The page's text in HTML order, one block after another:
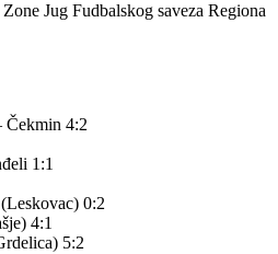
Jug Fudbalskog saveza Regiona
Čekmin 4:2
1:1
0:2
4:1
5:2